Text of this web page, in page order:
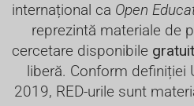
internațional ca Open
reprezintă materiale de
cercetare disponibile gratuit
liberă. Conform definiției
2019, RED-urile sunt